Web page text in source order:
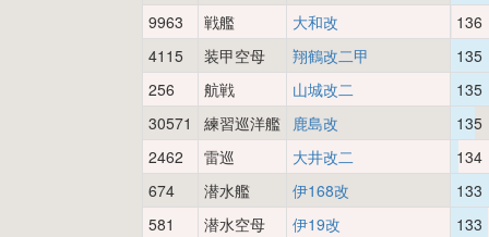
9963
戦艦 大和改
136
4115
装甲空母 翔鶴改二甲
135
256
航戦 山城改二
135
30571
練習巡洋艦 鹿島改
135
2462
雷巡 大井改二
134
674
潜水艦 伊168改
133
581
潜水空母 伊19改
133